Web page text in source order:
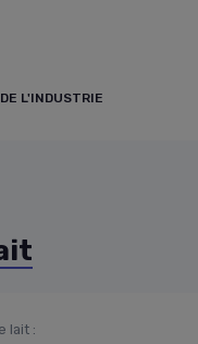
L'INDUSTRIE
lait :